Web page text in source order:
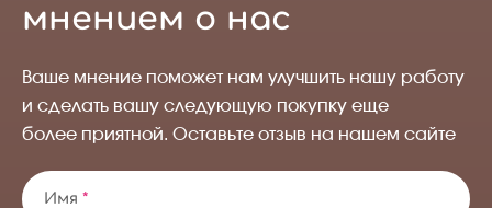
мнением о нас
Ваше мнение поможет нам улучшить нашу работу
и сделать вашу следующую покупку еще
более приятной. Оставьте отзыв на нашем сайте
Имя *